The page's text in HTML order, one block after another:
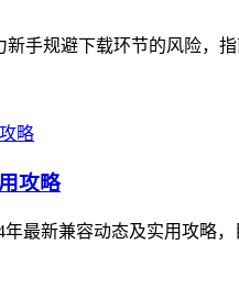
手规避下载环节的风险
攻略
最新兼容动态及实用攻略